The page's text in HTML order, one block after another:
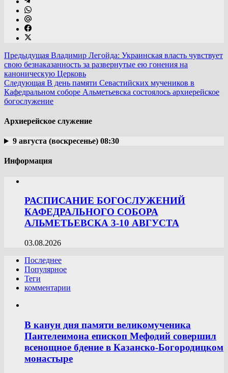
Предыдущая Владимир Легойда: Украинская власть чувствует
свою безнаказанность за развернутые ею гонения на
каноническую Церковь
Следующая В день памяти Севастийских мучеников в
Кафедральном соборе Альметьевска состоялось архиерейское
богослужение
Архиерейское служение
9 августа (воскресенье) 08:30
Информация
РАСПИСАНИЕ БОГОСЛУЖЕНИЙ
КАФЕДРАЛЬНОГО СОБОРА
АЛЬМЕТЬЕВСКА 3-10 АВГУСТА
03.08.2026
Последнее
Популярное
Теги
комментарии
В канун дня памяти великомученика
Пантелеимона епископ Мефодий совершил
всенощное бдение в Казанско-Богородицком
монастыре